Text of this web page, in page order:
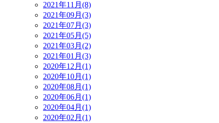
2021年11月(8)
2021年09月(3)
2021年07月(3)
2021年05月(5)
2021年03月(2)
2021年01月(3)
2020年12月(1)
2020年10月(1)
2020年08月(1)
2020年06月(1)
2020年04月(1)
2020年02月(1)